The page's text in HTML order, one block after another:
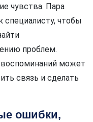
чувства. Пара
чтобы
проблем.
может
связь и сделать
ошибки,